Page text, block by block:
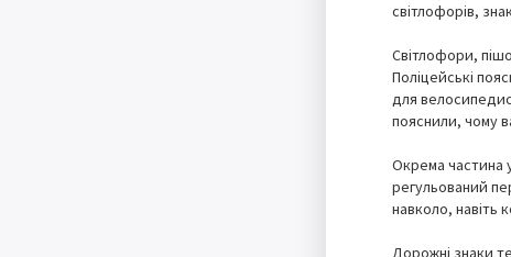
світлофорів,
Світлофори,
Поліцейські
для
пояснили, чому
Окрема частина
регульований
навколо, навіть
Дорожні знаки